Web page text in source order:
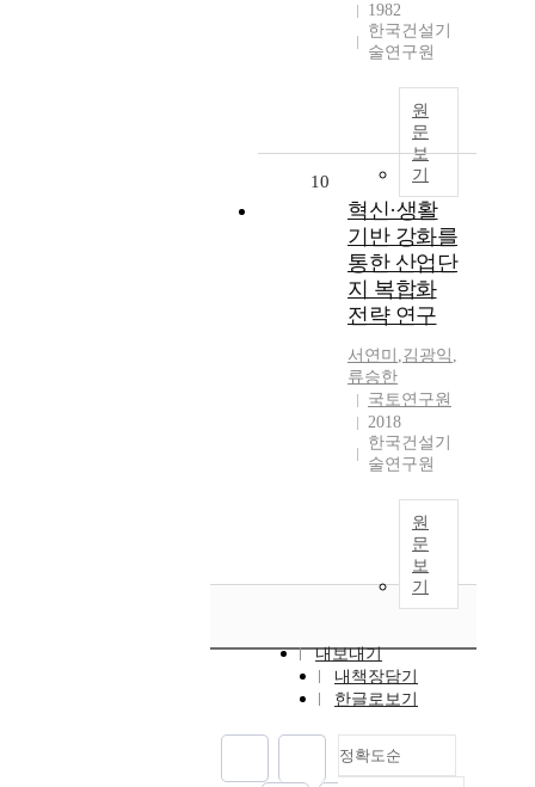
1982
한국건설기
술연구원
원
문
보
기
10
혁신·생활
기반 강화를
통한 산업단
지 복합화
전략 연구
서연미 ,김광익 ,
류승한
국토연구원
2018
한국건설기
술연구원
원
문
보
기
내보내기
내책장담기
한글로보기
정확도순